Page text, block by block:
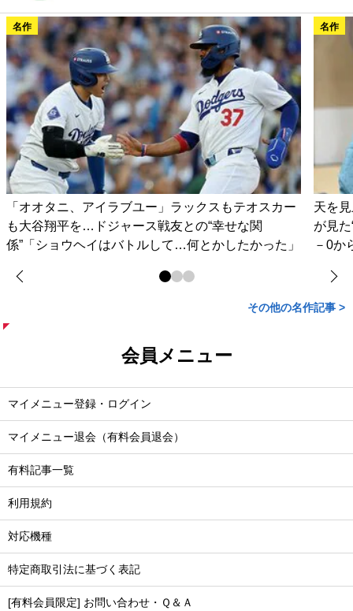
名作
「オオタニ、アイラブユー」ラックスもテオスカー
も大谷翔平を…ドジャース戦友との“幸せな関
係”「ショウヘイはバトルして…何とかしたかった」
名作
天を
が見
－0か
その他の名作記事 >
会員メニュー
マイメニュー登録・ログイン
マイメニュー退会（有料会員退会）
有料記事一覧
利用規約
対応機種
特定商取引法に基づく表記
[有料会員限定] お問い合わせ・Ｑ＆Ａ